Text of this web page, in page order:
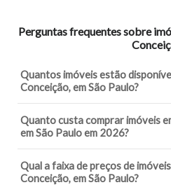
Perguntas frequentes sobre
Quantos imóveis estão
Conceição, em São Paulo?
Quanto custa comprar imóveis
em São Paulo em 2026?
Qual a faixa de preços de
Conceição, em São Paulo?